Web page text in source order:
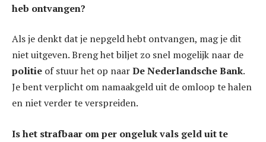
heb ontvangen?
Als je denkt dat je nepgeld hebt ontvangen, mag je dit
niet uitgeven. Breng het biljet zo snel mogelijk naar de
politie of stuur het op naarDe Nederlandsche Bank.
Je bent verplicht om namaakgeld uit de omloop te halen
en niet verder te verspreiden.
Is het strafbaar om per ongeluk vals geld uit te